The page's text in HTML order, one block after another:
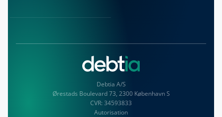
Debtia A/S
Ørestads Boulevard 73, 2300 København S
CVR: 34593833
Autorisation